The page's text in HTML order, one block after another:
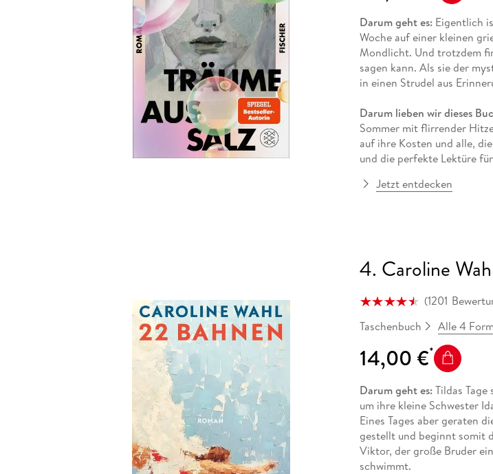
Darum geht es:Eigentlich
Woche auf einer kleinen
Mondlicht. Und trotzdem
sagen kann. Als sie der
in einen Strudel aus
Darum lieben wir dieses
Sommer mit flirrender
auf ihre Kosten und alle,
und die perfekte Lektüre
Jetzt entdecken
4. Caroline
(1201
Taschenbuch Alle 4
14,00 €
Darum geht es:Tildas Tage
um ihre kleine Schwester
Eines Tages aber geraten
gestellt und beginnt somit
Viktor, der große Bruder
schwimmt.